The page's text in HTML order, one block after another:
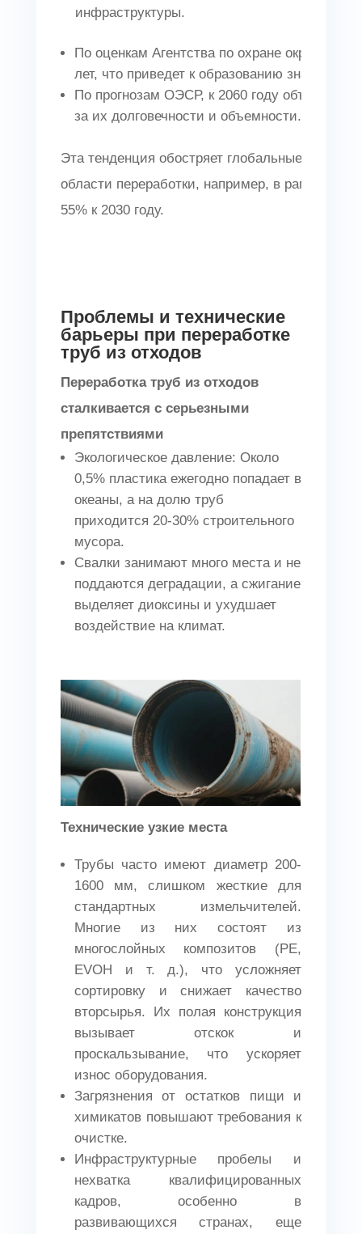
инфраструктуры.
По оценкам Агентства по охране
лет, что приведет к образованию
По прогнозам ОЭСР, к 2060 году объем
за их долговечности и объемности.
Эта тенденция обостряет глобальные
области переработки, например, в рамках
55% к 2030 году.
Проблемы и технические
барьеры при переработке
труб из отходов
Переработка труб из отходов
сталкивается с серьезными
препятствиями
Экологическое давление: Около
0,5% пластика ежегодно попадает в
океаны, а на долю труб
приходится 20-30% строительного
мусора.
Свалки занимают много места и не
поддаются деградации, а сжигание
выделяет диоксины и ухудшает
воздействие на климат.
Технические узкие места
Трубы часто имеют диаметр 200-
1600 мм, слишком жесткие для
стандартных измельчителей.
Многие из них состоят из
многослойных композитов (PE,
EVOH и т. д.), что усложняет
сортировку и снижает качество
вторсырья. Их полая конструкция
вызывает отскок и
проскальзывание, что ускоряет
износ оборудования.
Загрязнения от остатков пищи и
химикатов повышают требования к
очистке.
Инфраструктурные пробелы и
нехватка квалифицированных
кадров, особенно в
развивающихся странах, еще